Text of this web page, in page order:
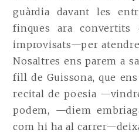
guàrdia davant les
finques ara convertits
improvisats—per
Nosaltres ens parem a
fill de Guissona, que
recital de poesia
podem, —diem
com hi ha al